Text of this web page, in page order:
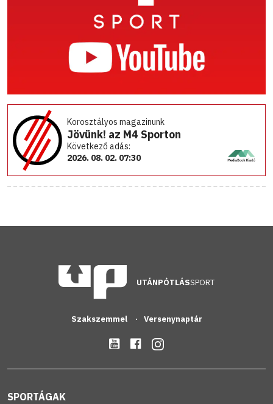
Korosztályos magazinunk
Jövünk! az M4 Sporton
Következő adás:
2026. 08. 02. 07:30
UTÁNPÓTLÁSSPORT
Szakszemmel Versenynaptár
SPORTÁGAK